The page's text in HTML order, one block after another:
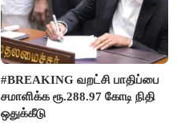
#BREAKING வறட்சி பாதிப்பை
சமாளிக்க ரூ.288.97 கோடி நிதி
ஒதுக்கீடு